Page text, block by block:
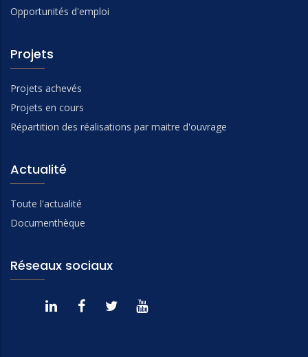
Opportunités d'emploi
Projets
Projets achevés
Projets en cours
Répartition des réalisations par maitre d'ouvrage
Actualité
Toute l'actualité
Documenthèque
Réseaux sociaux